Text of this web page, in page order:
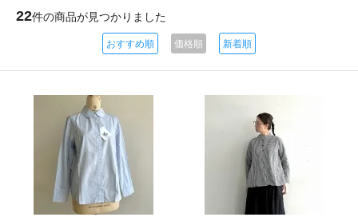
22件の商品が見つかりました
おすすめ順 価格順 新着順